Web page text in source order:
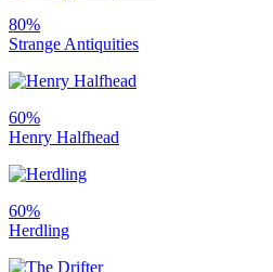
80%
Strange Antiquities
60%
Henry Halfhead
60%
Herdling